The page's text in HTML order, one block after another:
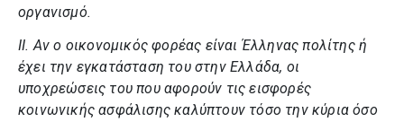
οργανισμό.
II.Αν ο οικονομικός φορέας είναι Έλληνας πολίτης ή
έχει την εγκατάσταση του στην Ελλάδα, οι
υποχρεώσεις του που αφορούν τις εισφορές
κοινωνικής ασφάλισης καλύπτουν τόσο την κύρια όσο